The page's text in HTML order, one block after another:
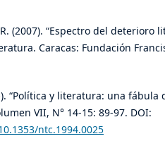
(2007). “Espectro del deterioro
Caracas: Fundación
“Política y literatura: una fábula
VII, N° 14-15: 89-97. DOI:
ntc.1994.0025